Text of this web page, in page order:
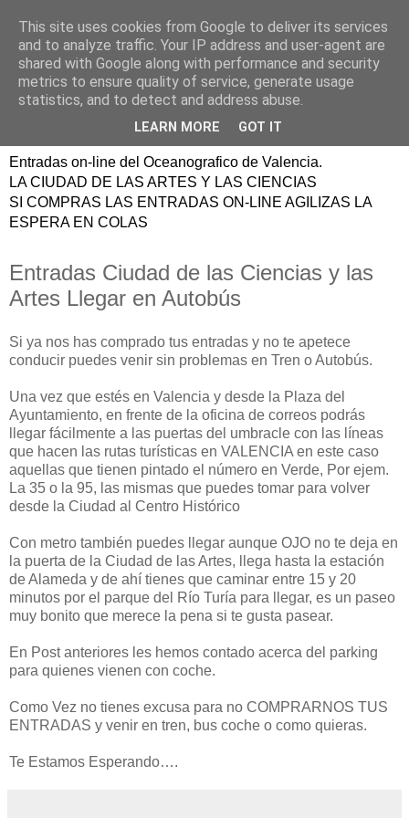
ENTRADAS
OCEANOGRAFIC
VALENCIA
Entradas on-line del Oceanografico de Valencia.
LA CIUDAD DE LAS ARTES Y LAS CIENCIAS
SI COMPRAS LAS ENTRADAS ON-LINE AGILIZAS LA
ESPERA EN COLAS
Entradas Ciudad de las Ciencias y las
Artes Llegar en Autobús
Si ya nos has comprado tus entradas y no te apetece
conducir puedes venir sin problemas en Tren o Autobús.
Una vez que estés en Valencia y desde la Plaza del
Ayuntamiento, en frente de la oficina de correos podrás
llegar fácilmente a las puertas del umbracle con las líneas
que hacen las rutas turísticas en VALENCIA en este caso
aquellas que tienen pintado el número en Verde, Por ejem.
La 35 o la 95, las mismas que puedes tomar para volver
desde la Ciudad al Centro Histórico
Con metro también puedes llegar aunque OJO no te deja en
la puerta de la Ciudad de las Artes, llega hasta la estación
de Alameda y de ahí tienes que caminar entre 15 y 20
minutos por el parque del Río Turía para llegar, es un paseo
muy bonito que merece la pena si te gusta pasear.
En Post anteriores les hemos contado acerca del parking
para quienes vienen con coche.
Como Vez no tienes excusa para no COMPRARNOS TUS
ENTRADAS y venir en tren, bus coche o como quieras.
Te Estamos Esperando….
This site uses cookies from Google to deliver its services
and to analyze traffic. Your IP address and user-agent are
shared with Google along with performance and security
metrics to ensure quality of service, generate usage
statistics, and to detect and address abuse.
LEARN MORE GOT IT